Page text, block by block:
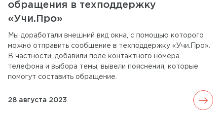
обращения в техподдержку
«Учи.Про»
Мы доработали внешний вид окна, с помощью которого
можно отправить сообщение в техподдержку «Учи.Про».
В частности, добавили поле контактного номера
телефона и выбора темы, вывели пояснения, которые
помогут составить обращение.
28 августа 2023 arrow_forward